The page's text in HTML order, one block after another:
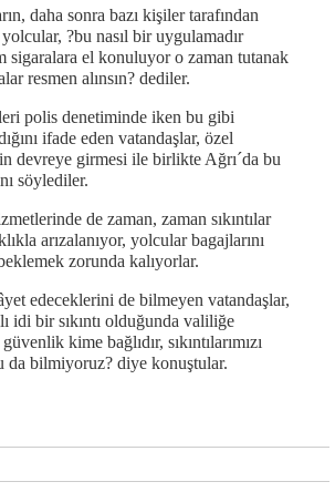
daha sonra bazı kişiler tarafından
yolcular, ?bu nasıl bir uygulamadır
sigaralara el konuluyor o zaman tutanak
resmen alınsın? dediler.
polis denetiminde iken bu gibi
ifade eden vatandaşlar, özel
devreye girmesi ile birlikte Ağrı´da bu
söylediler.
de zaman, zaman sıkıntılar
arızalanıyor, yolcular bagajlarını
zorunda kalıyorlar.
edeceklerini de bilmeyen vatandaşlar,
idi bir sıkıntı olduğunda valiliğe
kime bağlıdır, sıkıntılarımızı
da bilmiyoruz? diye konuştular.